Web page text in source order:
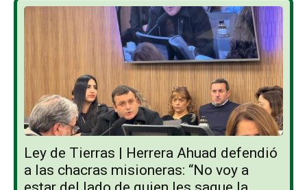
Ley de Tierras | Herrera Ahuad defendió
a las chacras misioneras: “No voy a